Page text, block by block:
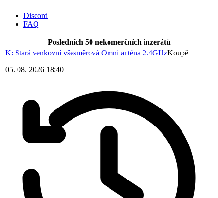
Discord
FAQ
Posledních 50 nekomerčních inzerátů
K: Stará venkovní všesměrová Omni anténa 2.4GHzKoupě
05. 08. 2026 18:40